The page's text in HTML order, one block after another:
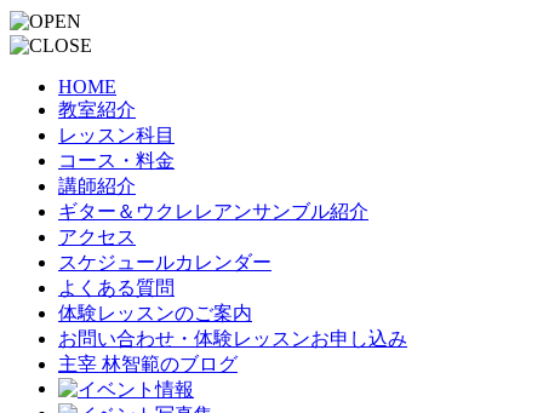
HOME
教室紹介
レッスン科目
コース・料金
講師紹介
ギター＆ウクレレアンサンブル紹介
アクセス
スケジュールカレンダー
よくある質問
体験レッスンのご案内
お問い合わせ・体験レッスンお申し込み
主宰 林智範のブログ